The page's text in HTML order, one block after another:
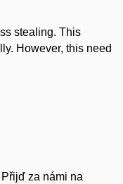
stealing. This
However, this need
za námi na